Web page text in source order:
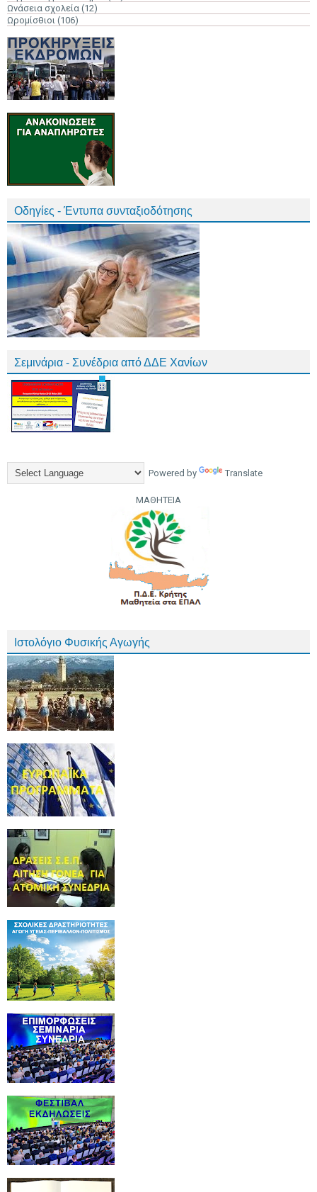
Ωνάσεια σχολεία (12)
Ωρομίσθιοι (106)
Οδηγίες - Έντυπα συνταξιοδότησης
Σεμινάρια - Συνέδρια από ΔΔΕ Χανίων
Powered by Translate
ΜΑΘΗΤΕΙΑ
Ιστολόγιο Φυσικής Αγωγής